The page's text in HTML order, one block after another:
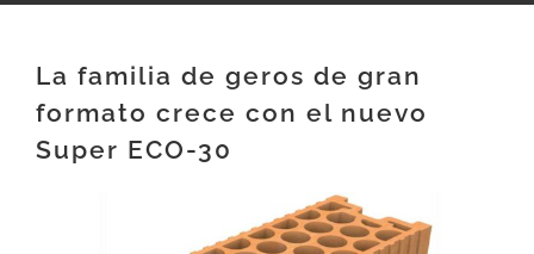
La familia de geros de gran
formato crece con el nuevo
Super ECO-30